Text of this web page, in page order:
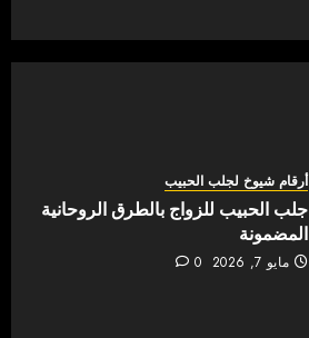
أرقام شيوخ لجلب الحبيب
جلب الحبيب للزواج بالطرق الروحانية
المضمونة
مايو 7, 2026 0